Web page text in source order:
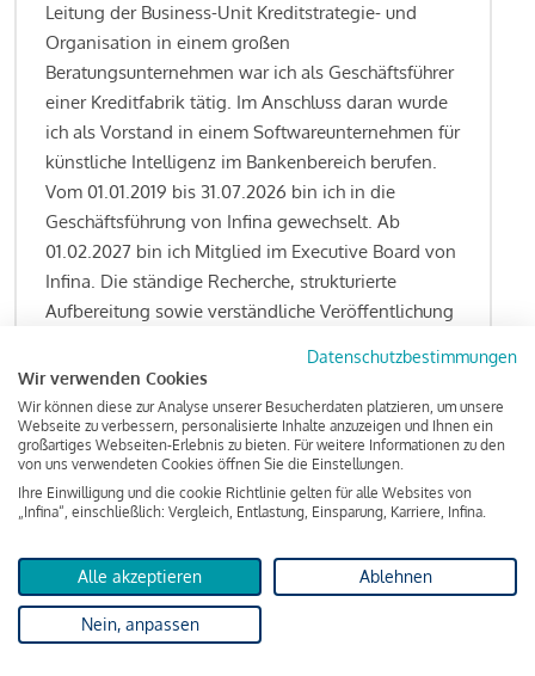
Leitung der Business-Unit Kreditstrategie- und
Organisation in einem großen
Beratungsunternehmen war ich als Geschäftsführer
einer Kreditfabrik tätig. Im Anschluss daran wurde
ich als Vorstand in einem Softwareunternehmen für
künstliche Intelligenz im Bankenbereich berufen.
Vom 01.01.2019 bis 31.07.2026 bin ich in die
Geschäftsführung von Infina gewechselt. Ab
01.02.2027 bin ich Mitglied im Executive Board von
Infina. Die ständige Recherche, strukturierte
Aufbereitung sowie verständliche Veröffentlichung
Kreditgeschäft gehören zu den wesentlichen
Schwerpunktsetzungen meiner Funktion.
Lesen Sie meine Finanzierungs-Tipps
KreditindexDas Wohnkredit Barometer
Datenschutzbestimmungen
Wir verwenden Cookies
Wir können diese zur Analyse unserer Besucherdaten platzieren, um unsere
Webseite zu verbessern, personalisierte Inhalte anzuzeigen und Ihnen ein
großartiges Webseiten-Erlebnis zu bieten. Für weitere Informationen zu den
von uns verwendeten Cookies öffnen Sie die Einstellungen.
Ihre Einwilligung und die cookie Richtlinie gelten für alle Websites von
„Infina“, einschließlich: Vergleich, Entlastung, Einsparung, Karriere, Infina.
Alle akzeptieren Ablehnen
Nein, anpassen